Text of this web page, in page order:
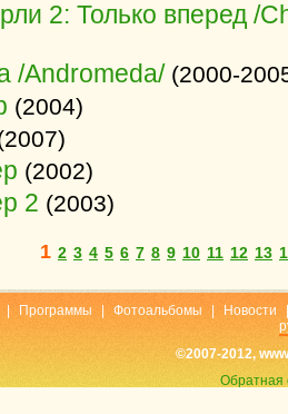
2: Только вперед /
/Andromeda/ (2000-
(2004)
(2002)
2 (2003)
1 2 3 4 5 6 7 8 9 10 11 12 13
Программы Фотоальбомы Новости
©2007-2012,
Обратная